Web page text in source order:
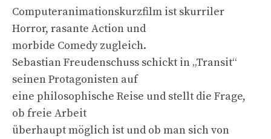
Computeranimationskurzfilm ist skurriler
Horror, rasante Action und
morbide Comedy zugleich.
Sebastian Freudenschuss schickt in „Transit“
seinen Protagonisten auf
eine philosophische Reise und stellt die Frage,
ob freie Arbeit
überhaupt möglich ist und ob man sich von